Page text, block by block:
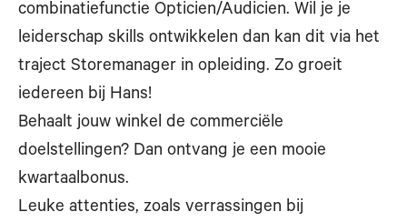
combinatiefunctie Opticien/Audicien. Wil je je
leiderschap skills ontwikkelen dan kan dit via het
traject Storemanager in opleiding. Zo groeit
iedereen bij Hans!
Behaalt jouw winkel de commerciële
doelstellingen? Dan ontvang je een mooie
kwartaalbonus.
Leuke attenties, zoals verrassingen bij